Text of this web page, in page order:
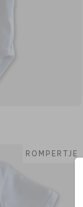
ROMPERTJE